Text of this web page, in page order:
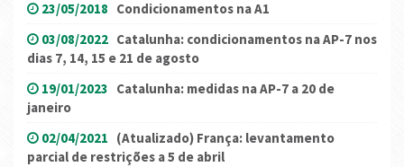
23/05/2018 Condicionamentos na A1
03/08/2022 Catalunha: condicionamentos na AP-7 nos
dias 7, 14, 15 e 21 de agosto
19/01/2023 Catalunha: medidas na AP-7 a 20 de
janeiro
02/04/2021 (Atualizado) França: levantamento
parcial de restrições a 5 de abril